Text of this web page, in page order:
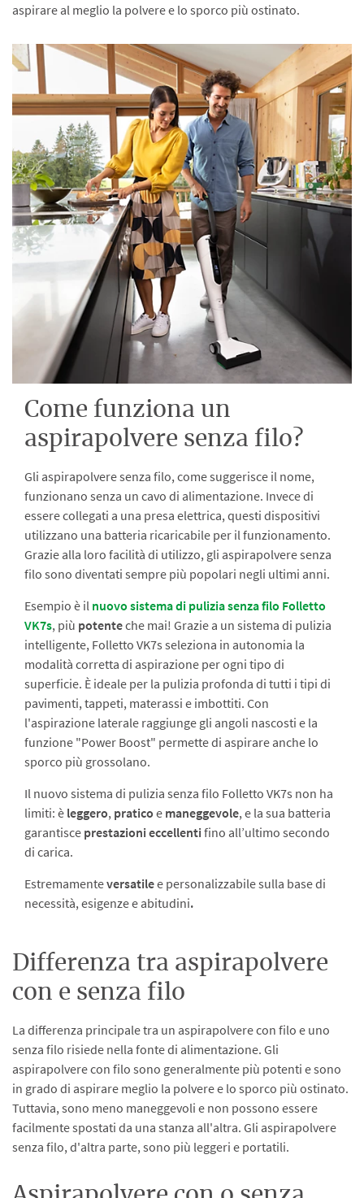
aspirare al meglio la polvere e lo sporco più ostinato.
Come funziona un
aspirapolvere senza filo?
Gli aspirapolvere senza filo, come suggerisce il nome,
funzionano senza un cavo di alimentazione. Invece di
essere collegati a una presa elettrica, questi dispositivi
utilizzano una batteria ricaricabile per il funzionamento.
Grazie alla loro facilità di utilizzo, gli aspirapolvere senza
filo sono diventati sempre più popolari negli ultimi anni.
Esempio è il nuovo sistema di pulizia senza filo Folletto
VK7s, più potenteche mai! Grazie a un sistema di pulizia
intelligente, Folletto VK7s seleziona in autonomia la
modalità corretta di aspirazione per ogni tipo di
superficie. È ideale per la pulizia profonda di tutti i tipi di
pavimenti, tappeti, materassi e imbottiti. Con
l'aspirazione laterale raggiunge gli angoli nascosti e la
funzione "Power Boost" permette di aspirare anche lo
sporco più grossolano.
Il nuovo sistema di pulizia senza filo Folletto VK7s non ha
limiti: è leggero, pratico e maneggevole, e la sua batteria
garantisce prestazioni eccellenti fino all’ultimo secondo
di carica.
Estremamenteversatilee personalizzabile sulla base di
necessità, esigenze e abitudini.
Differenza tra aspirapolvere
con e senza filo
La differenza principale tra un aspirapolvere con filo e uno
senza filo risiede nella fonte di alimentazione. Gli
aspirapolvere con filo sono generalmente più potenti e sono
in grado di aspirare meglio la polvere e lo sporco più ostinato.
Tuttavia, sono meno maneggevoli e non possono essere
facilmente spostati da una stanza all'altra. Gli aspirapolvere
senza filo, d'altra parte, sono più leggeri e portatili.